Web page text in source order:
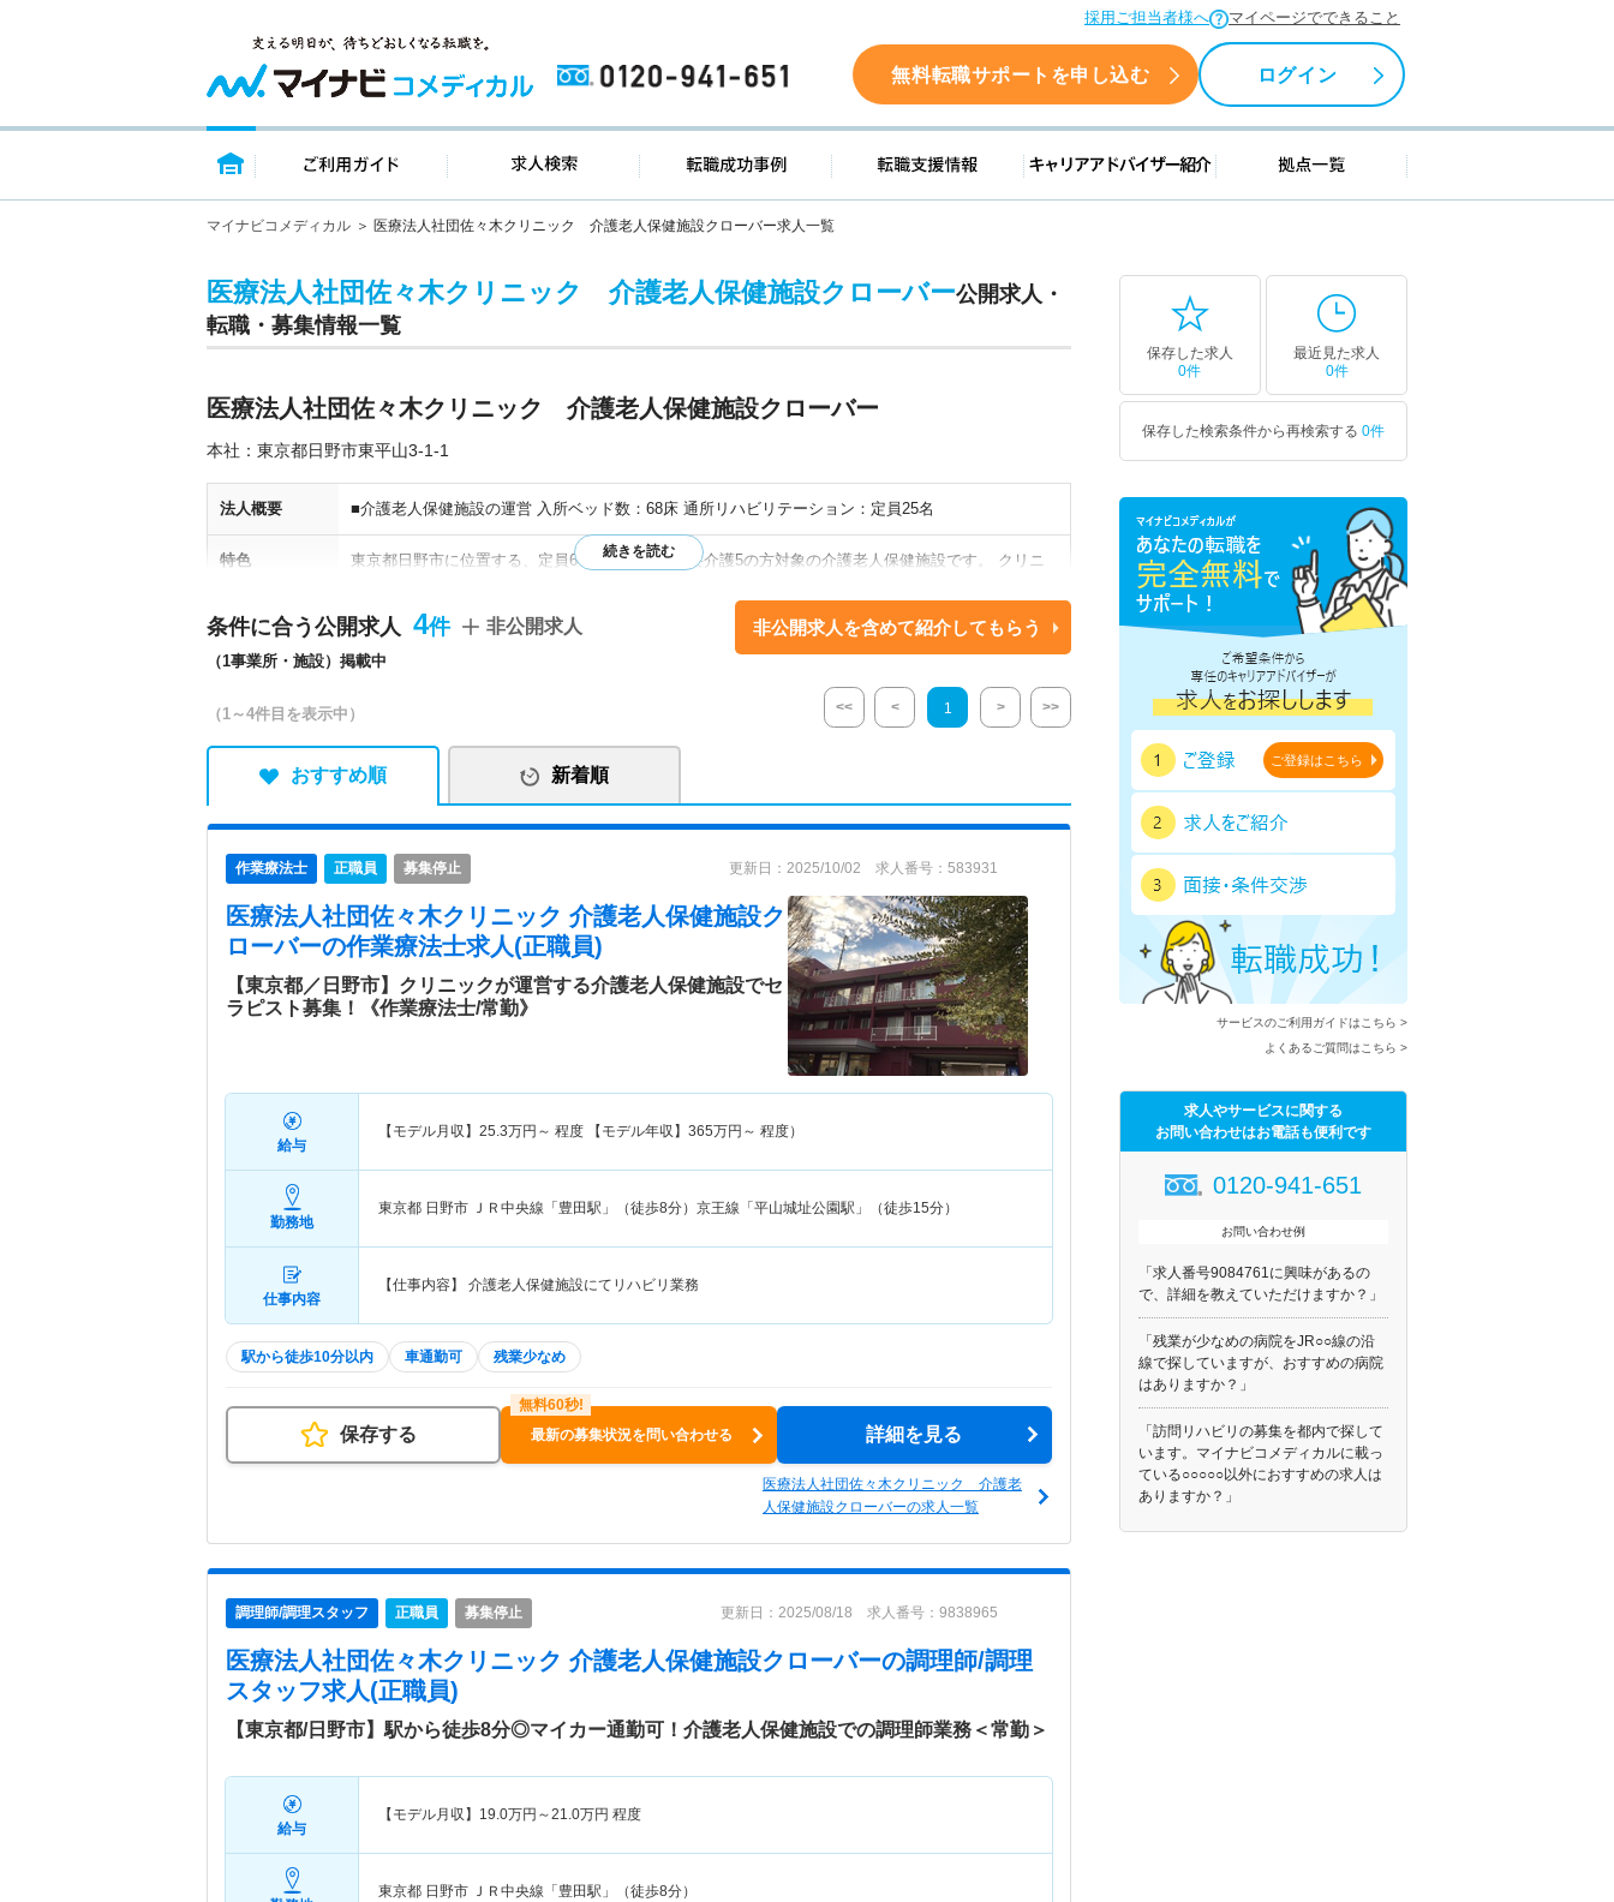
採用ご担当者様へ マイページでできること
0120-941-651 無料転職サポートを申し込む ログイン
トップページ ご利用ガイド 求人検索 転職成功事例 転職支援情報 キャリアアドバイザー紹介 拠点一覧
マイナビコメディカル 医療法人社団佐々木クリニック 介護老人保健施設クローバー求人一覧
医療法人社団佐々木クリニック 介護老人保健施設クローバー公開求人・
転職・募集情報一覧
医療法人社団佐々木クリニック 介護老人保健施設クローバー
本社：東京都日野市東平山3-1-1
法人概要 ■介護老人保健施設の運営 入所ベッド数：68床 通所リハビリテーション：定員25名
特色
東京都日野市に位置する、定員68名・要介護1～要介護5の方対象の介護老人保健施設です。 クリニ
併設されており、連携体制が整っています。ご利用者様が納得のいく人生を送るためのお手伝いと、
介護と共に必要な医療の提供に努めています。
条件に合う公開求人 4
（1事業所・施設）掲載中
非公開求人 非公開求人を含めて紹介してもらう
（1～4件目を表示中） << < 1 > >>
おすすめ順 新着順
作業療法士 正職員 募集停止 更新日：2025/10/02 求人番号：583931
医療法人社団佐々木クリニック 介護老人保健施設ク
ローバーの作業療法士求人(正職員)
【東京都／日野市】クリニックが運営する介護老人保健施設でセ
ラピスト募集！《作業療法士/常勤》
給与
【モデル月収】 25.3万円～ 程度 【モデル年収】 365万円～ 程度）
勤務地
東京都 日野市 ＪＲ中央線「豊田駅」（徒歩8分）京王線「平山城址公園駅」（徒歩15分）
仕事内容
【仕事内容】 介護老人保健施設にてリハビリ業務
駅から徒歩10分以内 車通勤可 残業少なめ
保存する 最新の募集状況を問い合わせる 詳細を見る
医療法人社団佐々木クリニック 介護老
人保健施設クローバーの求人一覧
調理師/調理スタッフ 正職員 募集停止 更新日：2025/08/18 求人番号：9838965
医療法人社団佐々木クリニック 介護老人保健施設クローバーの調理師/調理
スタッフ求人(正職員)
【東京都/日野市】駅から徒歩8分◎マイカー通勤可！介護老人保健施設での調理師業務＜常勤＞
給与
【モデル月収】 19.0万円～21.0万円 程度
東京都 日野市 ＪＲ中央線「豊田駅」（徒歩8分）
保存した求人
0件
最近見た求人
0件
保存した検索条件から再検索する 0件
ご登録はこちら
サービスのご利用ガイドはこちら >
よくあるご質問はこちら >
求人やサービスに関する
お問い合わせはお電話も便利です
0120-941-651
お問い合わせ例
「求人番号9084761に興味があるの
で、詳細を教えていただけますか？」
「残業が少なめの病院をJR○○線の沿
線で探していますが、おすすめの病院
はありますか？」
「訪問リハビリの募集を都内で探して
います。マイナビコメディカルに載っ
ている○○○○○以外におすすめの求人は
ありますか？」